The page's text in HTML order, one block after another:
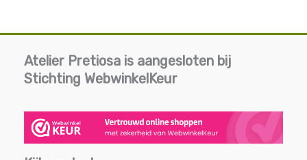
Atelier Pretiosa is aangesloten bij
Stichting WebwinkelKeur